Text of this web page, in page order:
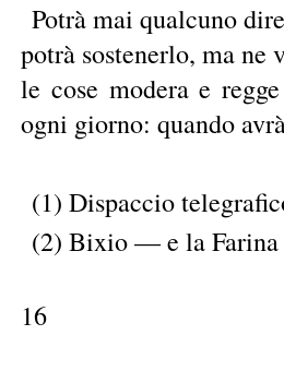
Potrà mai qualcuno
potrà sostenerlo, ma
le cose modera e
ogni giorno: quando
(1) Dispaccio
(2) Bixio — e la Farina
16